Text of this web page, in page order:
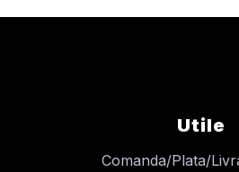
Utile
Comanda/Plata/